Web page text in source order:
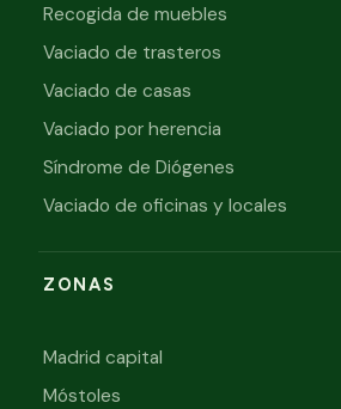
Recogida de muebles
Vaciado de trasteros
Vaciado de casas
Vaciado por herencia
Síndrome de Diógenes
Vaciado de oficinas y locales
ZONAS
Madrid capital
Móstoles